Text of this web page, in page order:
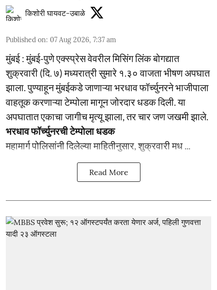
किशोरी घायवट-उबाळे
Published on: 07 Aug 2026, 7:37 am
मुंबई : मुंबई-पुणे एक्स्प्रेस वेवरील मिसिंग लिंक बोगद्यात
शुक्रवारी (दि. ७) मध्यरात्री सुमारे १.३० वाजता भीषण अपघात
झाला. पुण्याहून मुंबईकडे जाणाऱ्या भरधाव फॉर्च्युनरने भाजीपाला
वाहतूक करणाऱ्या टेम्पोला मागून जोरदार धडक दिली. या
अपघातात एकाचा जागीच मृत्यू झाला, तर चार जण जखमी झाले.
भरधाव फॉर्च्युनरची टेम्पोला धडक
महामार्ग पोलिसांनी दिलेल्या माहितीनुसार, शुक्रवारी मध ...
Read More